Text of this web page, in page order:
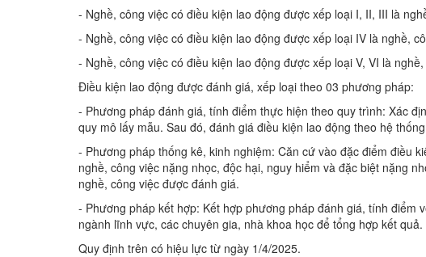
- Nghề, công việc có điều kiện lao động được xếp loại I, II, III là
- Nghề, công việc có điều kiện lao động được xếp loại IV là nghề,
- Nghề, công việc có điều kiện lao động được xếp loại V, VI là
Điều kiện lao động được đánh giá, xếp loại theo 03 phương pháp:
- Phương pháp đánh giá, tính điểm thực hiện theo quy trình: Xác
quy mô lấy mẫu. Sau đó, đánh giá điều kiện lao động theo hệ
- Phương pháp thống kê, kinh nghiệm: Căn cứ vào đặc điểm điều
nghề, công việc nặng nhọc, độc hại, nguy hiểm và đặc biệt nặng
nghề, công việc được đánh giá.
- Phương pháp kết hợp: Kết hợp phương pháp đánh giá, tính điểm
ngành lĩnh vực, các chuyên gia, nhà khoa học để tổng hợp kết quả.
Quy định trên có hiệu lực từ ngày 1/4/2025.